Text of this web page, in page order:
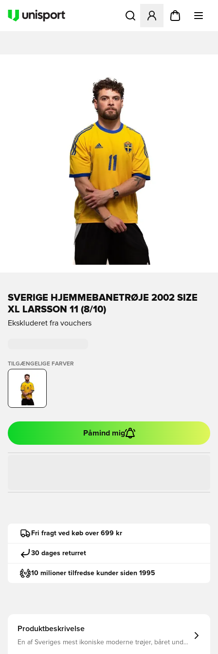
Åbner en Modal til at
SVERIGE HJEMMEBANETRØJE 2002 SIZE
XL LARSSON 11 (8/10)
Ekskluderet fra vouchers
TILGÆNGELIGE FARVER
Påmind mig
Fri fragt ved køb over 699 kr
30 dages returret
10 milioner tilfredse kunder siden 1995
Produktbeskrivelse
En af Sveriges mest ikoniske moderne trøjer, båret under